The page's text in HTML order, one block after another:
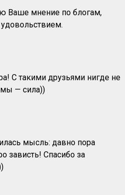
Ваше мнение по блогам,
С такими друзьями нигде не
— сила))
мысль: давно пора
зависть! Спасибо за